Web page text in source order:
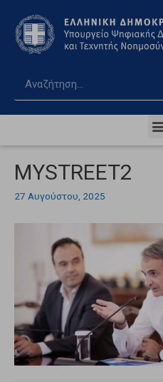
MYSTREET2
27 Αυγούστου, 2025